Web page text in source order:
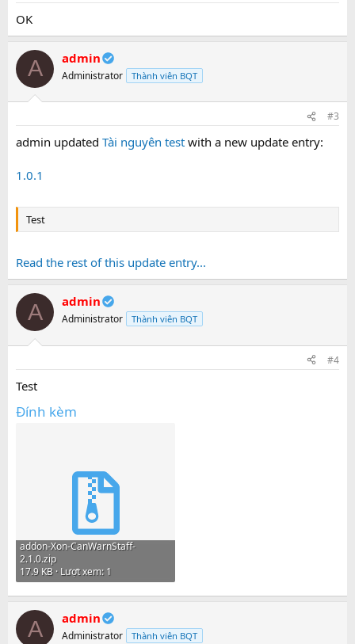
OK
A admin
Administrator Thành viên BQT
#3
admin updated Tài nguyên test with a new update entry:
1.0.1
Test
Read the rest of this update entry...
A admin
Administrator Thành viên BQT
#4
Test
Đính kèm
addon-Xon-CanWarnStaff-
2.1.0.zip
17.9 KB · Lượt xem: 1
A admin
Administrator Thành viên BQT